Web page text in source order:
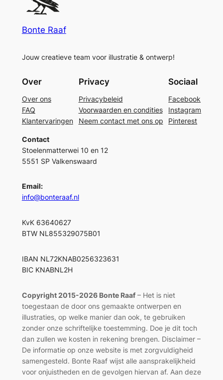
Bonte Raaf
Jouw creatieve team voor illustratie & ontwerp!
Over
Over ons
FAQ
Klantervaringen
Privacy
Privacybeleid
Voorwaarden en condities
Neem contact met ons op
Sociaal
Facebook
Instagram
Pinterest
Contact
Stoelenmatterwei 10 en 12
5551 SP Valkenswaard
Email:
info@bonteraaf.nl
KvK 63640627
BTW NL855329075B01
IBAN NL72KNAB0256323631
BIC KNABNL2H
Copyright 2015-2026 Bonte Raaf– Het is niet
toegestaan de door ons gemaakte ontwerpen en
illustraties, op welke manier dan ook, te gebruiken
zonder onze schriftelijke toestemming. Doe je dit toch
dan zullen we kosten in rekening brengen. Disclaimer –
De informatie op onze website is met zorgvuldigheid
samengesteld. Bonte Raaf wijst alle aansprakelijkheid
voor onjuistheden en de gevolgen hiervan af. Aan deze